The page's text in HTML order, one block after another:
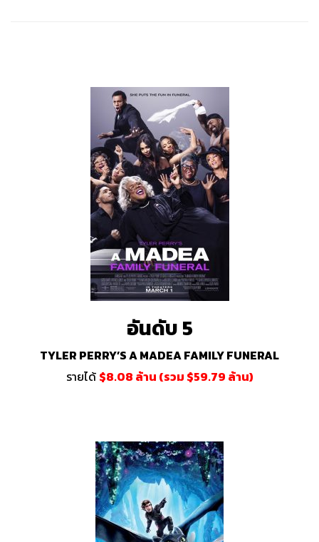
อันดับ 5
TYLER PERRY’S A MADEA FAMILY FUNERAL
รายได้ $8.08 ล้าน (รวม $59.79 ล้าน)